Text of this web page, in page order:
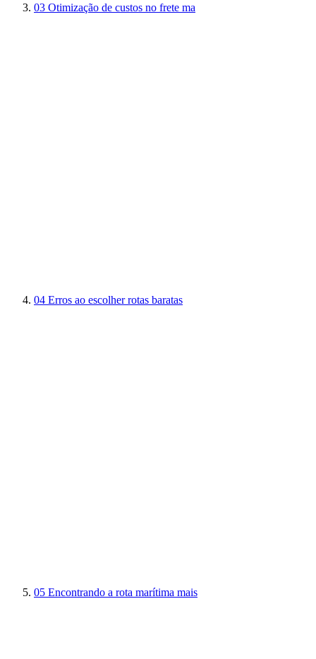
03 Otimização de custos no frete ma
04 Erros ao escolher rotas baratas
05 Encontrando a rota marítima mais